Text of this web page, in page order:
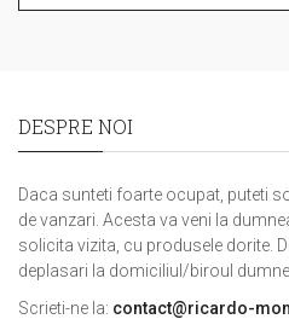
DESPRE NOI
Daca sunteti foarte ocupat, puteti
de vanzari. Acesta va veni la
solicita vizita, cu produsele dorite.
deplasari la domiciliul/biroul
Scrieti-ne la: contact@ricardo-